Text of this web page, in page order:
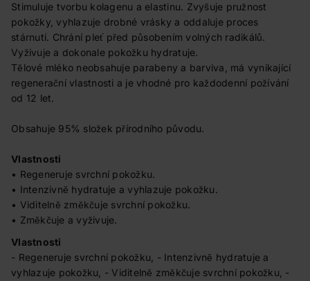
Stimuluje tvorbu kolagenu a elastinu. Zvyšuje pružnost
pokožky, vyhlazuje drobné vrásky a oddaluje proces
stárnutí. Chrání pleť před působením volných radikálů.
Vyživuje a dokonale pokožku hydratuje.
Tělové mléko neobsahuje parabeny a barviva, má vynikající
regenerační vlastnosti a je vhodné pro každodenní požívání
od 12 let.
Obsahuje 95% složek přírodního původu.
Vlastnosti
• Regeneruje svrchní pokožku.
• Intenzivně hydratuje a vyhlazuje pokožku.
• Viditelně změkčuje svrchní pokožku.
• Změkčuje a vyživuje.
Vlastnosti
- Regeneruje svrchní pokožku, - Intenzivně hydratuje a
vyhlazuje pokožku, - Viditelně změkčuje svrchní pokožku, -